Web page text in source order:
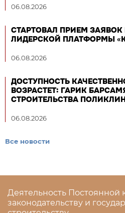
06.08.2026
СТАРТОВАЛ ПРИЕМ ЗАЯВОК
ЛИДЕРСКОЙ ПЛАТФОРМЫ
06.08.2026
ДОСТУПНОСТЬ
ВОЗРАСТЕТ: ГАРИК
СТРОИТЕЛЬСТВА
06.08.2026
Все новости
Деятельность Постоянной
законодательству и